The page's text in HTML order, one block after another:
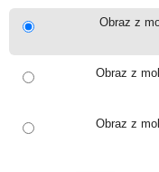
Obraz z
Obraz z
Obraz z